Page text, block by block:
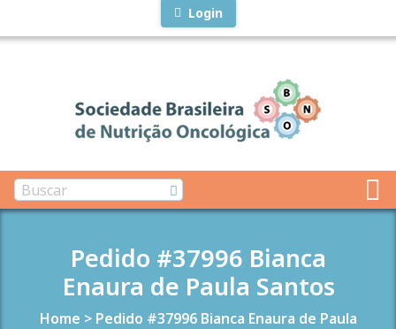
Login
Pedido #37996 Bianca
Enaura de Paula Santos
Home > Pedido #37996 Bianca Enaura de Paula